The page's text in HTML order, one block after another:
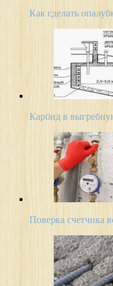
Как сделать
Карбид в
Поверка счетчика